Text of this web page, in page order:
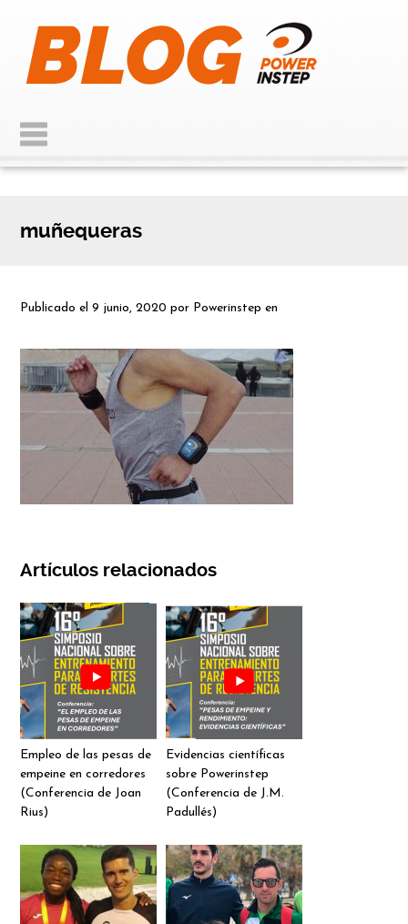
muñequeras
Publicado el9 junio, 2020 por Powerinstep en
Artículos relacionados
Empleo de las pesas de
empeine en corredores
(Conferencia de Joan
Rius)
Evidencias científicas
sobre Powerinstep
(Conferencia de J.M.
Padullés)